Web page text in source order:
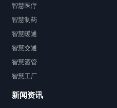
智慧医疗
智慧制药
智慧暖通
智慧交通
智慧酒管
智慧工厂
新闻资讯